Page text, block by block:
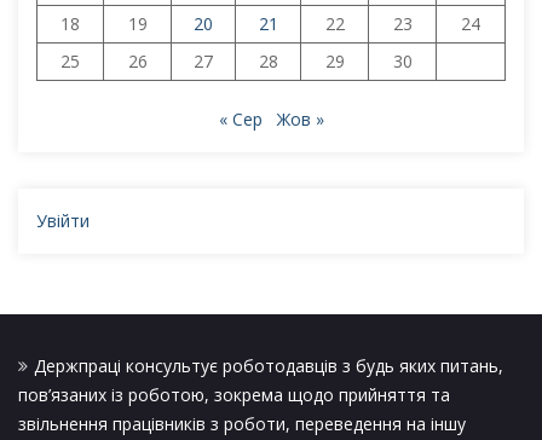
18
19 20 21 22 23
24
25
26 27 28 29 30
« Сер Жов »
Увійти
Держпраці консультує роботодавців з будь яких питань,
пов’язаних із роботою, зокрема щодо прийняття та
звільнення працівників з роботи, переведення на іншу